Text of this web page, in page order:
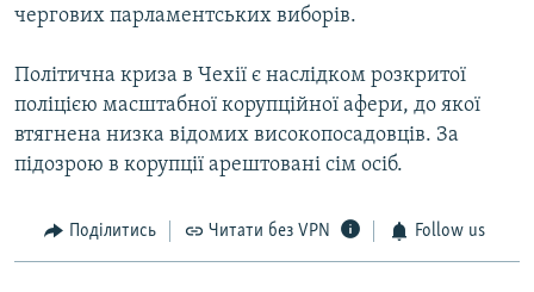
чергових парламентських виборів.
Політична криза в Чехії є наслідком розкритої
поліцією масштабної корупційної афери, до якої
втягнена низка відомих високопосадовців. За
підозрою в корупції арештовані сім осіб.
Поділитись Читати без VPN Follow us